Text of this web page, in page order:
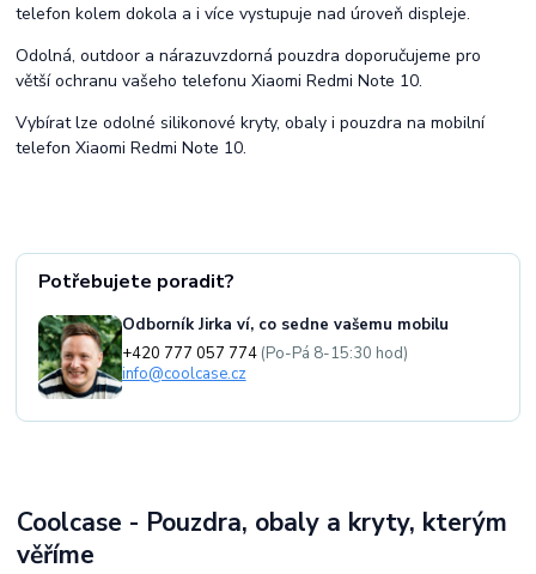
Potřebujete poradit?
Odborník Jirka ví, co sedne vašemu mobilu
+420 777 057 774 (Po-Pá 8-15:30 hod)
info@coolcase.cz
telefon kolem dokola a i více vystupuje nad úroveň displeje.
Odolná, outdoor a nárazuvzdorná pouzdra doporučujeme pro
větší ochranu vašeho telefonu Xiaomi Redmi Note 10.
Vybírat lze odolné silikonové kryty, obaly i pouzdra na mobilní
telefon Xiaomi Redmi Note 10.
Coolcase - Pouzdra, obaly a kryty, kterým
věříme